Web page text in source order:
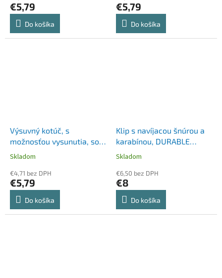
€5,79
Do košíka
€5,79
Do košíka
Výsuvný kotúč, s
možnosťou vysunutia, so
svorkou, DURABLE "Style",
Skladom
€4,71 bez DPH
€5,79
Do košíka
Klip s navíjacou šnúrou a
karabínou, DURABLE
"Extra strong", biela
Skladom
€6,50 bez DPH
€8
Do košíka